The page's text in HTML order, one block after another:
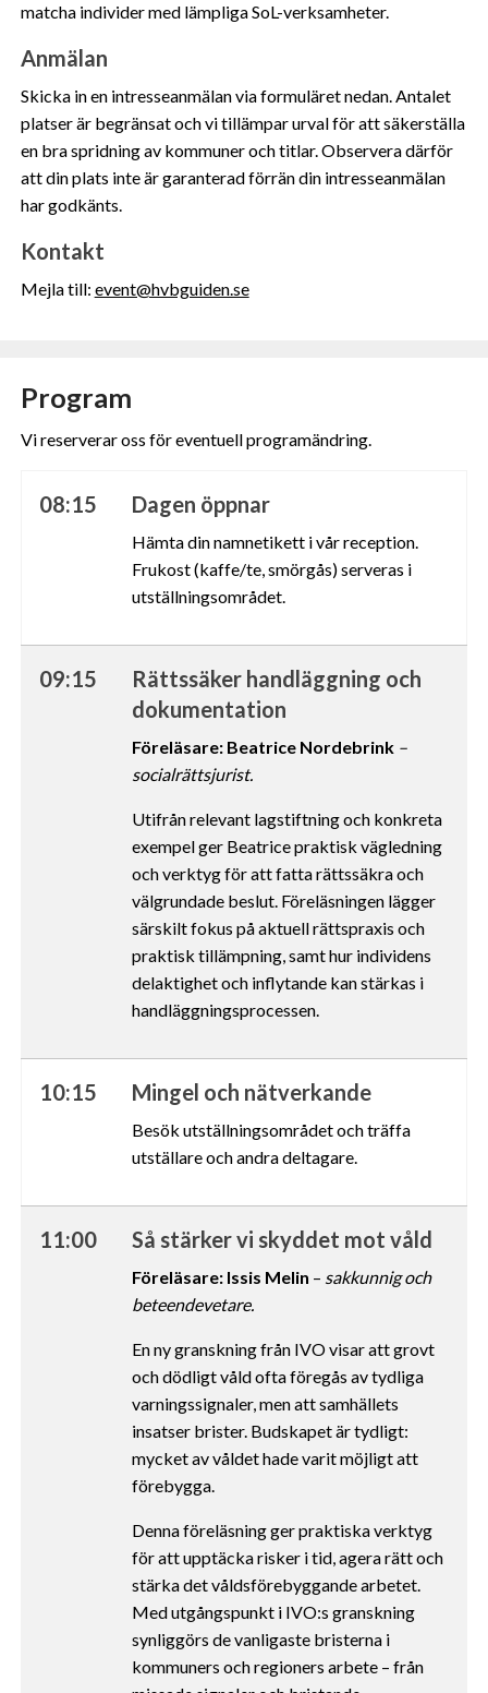
matcha individer med lämpliga SoL-verksamheter.
Anmälan
Skicka in en intresseanmälan via formuläret nedan. Antalet
platser är begränsat och vi tillämpar urval för att säkerställa
en bra spridning av kommuner och titlar. Observera därför
att din plats inte är garanterad förrän din intresseanmälan
har godkänts.
Kontakt
Mejla till: event@hvbguiden.se
Program
Vi reserverar oss för eventuell programändring.
08:15 Dagen öppnar
Hämta din namnetikett i vår reception.
Frukost (kaffe/te, smörgås) serveras i
utställningsområdet.
09:15
Rättssäker handläggning och
dokumentation
Föreläsare: Beatrice Nordebrink –
socialrättsjurist.
Utifrån relevant lagstiftning och konkreta
exempel ger Beatrice praktisk vägledning
och verktyg för att fatta rättssäkra och
välgrundade beslut. Föreläsningen lägger
särskilt fokus på aktuell rättspraxis och
praktisk tillämpning, samt hur individens
delaktighet och inflytande kan stärkas i
handläggningsprocessen.
10:15 Mingel och nätverkande
Besök utställningsområdet och träffa
utställare och andra deltagare.
11:00 Så stärker vi skyddet mot våld
Föreläsare: Issis Melin – sakkunnig och
beteendevetare.
En ny granskning från IVO visar att grovt
och dödligt våld ofta föregås av tydliga
varningssignaler, men att samhällets
insatser brister. Budskapet är tydligt:
mycket av våldet hade varit möjligt att
förebygga.
Denna föreläsning ger praktiska verktyg
för att upptäcka risker i tid, agera rätt och
stärka det våldsförebyggande arbetet.
Med utgångspunkt i IVO:s granskning
synliggörs de vanligaste bristerna i
kommuners och regioners arbete – från